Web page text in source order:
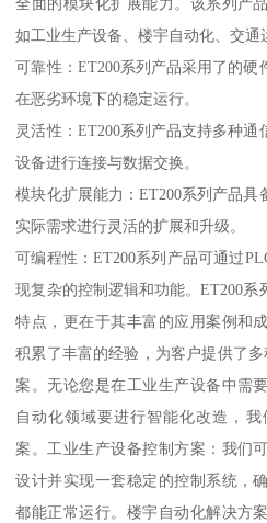
全面的模块化扩展能力。该系列产
如工业生产设备、楼宇自动化、交通
可靠性：ET200系列产品采用了的
在恶劣环境下的稳定运行。
灵活性：ET200系列产品支持多种
设备进行连接与数据交换。
模块化扩展能力：ET200系列产品
实际需求进行灵活的扩展和升级。
可编程性：ET200系列产品可通过
现复杂的控制逻辑和功能。ET200
特点，更在于其丰富的应用案例和
积累了丰富的经验，为客户提供了
案。无论您是在工业生产设备中需
自动化领域要进行智能化改造，
案。工业生产设备控制方案：我们
设计并实现一套稳定的控制系统，
都能正常运行。楼宇自动化解决方